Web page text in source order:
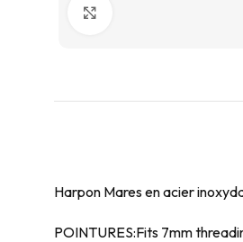
Harpon Mares en acier
POINTURES:Fits 7mm